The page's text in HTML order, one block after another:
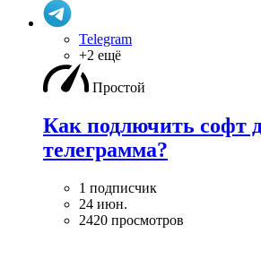
Telegram
+2 ещё
Простой
Как подлючить софт
телеграмма?
1 подписчик
24 июн.
2420 просмотров